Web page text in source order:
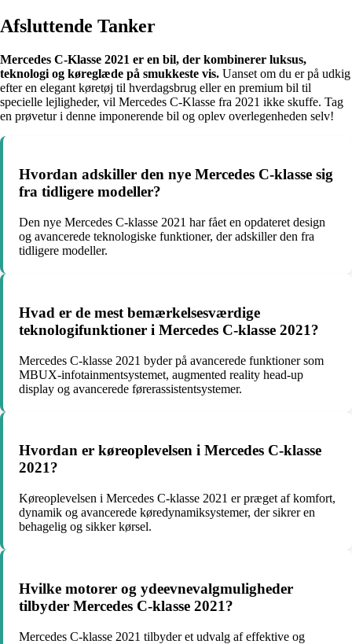
Afsluttende Tanker
Mercedes C-Klasse 2021 er en bil, der kombinerer luksus,
teknologi og køreglæde på smukkeste vis. Uanset om du er på udkig
efter en elegant køretøj til hverdagsbrug eller en premium bil til
specielle lejligheder, vil Mercedes C-Klasse fra 2021 ikke skuffe. Tag
en prøvetur i denne imponerende bil og oplev overlegenheden selv!
Hvordan adskiller den nye Mercedes C-klasse sig
fra tidligere modeller?
Den nye Mercedes C-klasse 2021 har fået en opdateret design
og avancerede teknologiske funktioner, der adskiller den fra
tidligere modeller.
Hvad er de mest bemærkelsesværdige
teknologifunktioner i Mercedes C-klasse 2021?
Mercedes C-klasse 2021 byder på avancerede funktioner som
MBUX-infotainmentsystemet, augmented reality head-up
display og avancerede førerassistentsystemer.
Hvordan er køreoplevelsen i Mercedes C-klasse
2021?
Køreoplevelsen i Mercedes C-klasse 2021 er præget af komfort,
dynamik og avancerede køredynamiksystemer, der sikrer en
behagelig og sikker kørsel.
Hvilke motorer og ydeevnevalgmuligheder
tilbyder Mercedes C-klasse 2021?
Mercedes C-klasse 2021 tilbyder et udvalg af effektive og